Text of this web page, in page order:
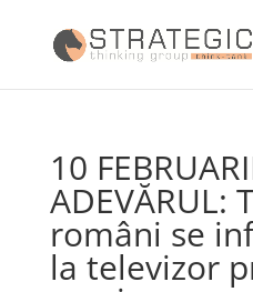
10
ADEVĂRUL:
români se
la televizor